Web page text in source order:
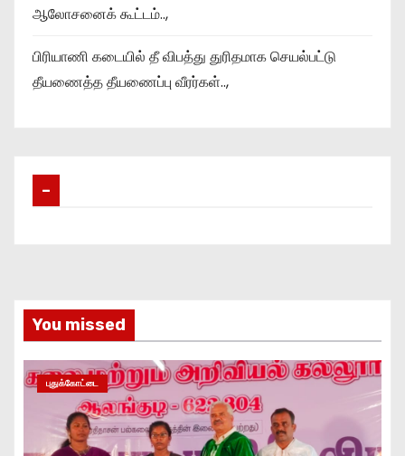
ஆலோசனைக் கூட்டம்..,
பிரியாணி கடையில் தீ விபத்து துரிதமாக செயல்பட்டு
தீயணைத்த தீயணைப்பு வீரர்கள்..,
–
You missed
புதுக்கோட்டை